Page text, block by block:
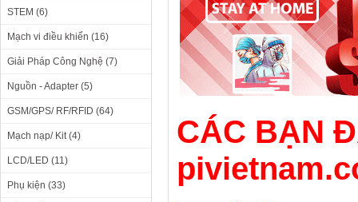
STEM (6)
Mạch vi điều khiển (16)
Giải Pháp Công Nghệ (7)
Nguồn - Adapter (5)
GSM/GPS/ RF/RFID (64)
Mạch nạp/ Kit (4)
LCD/LED (11)
Phụ kiện (33)
CÁC BẠN